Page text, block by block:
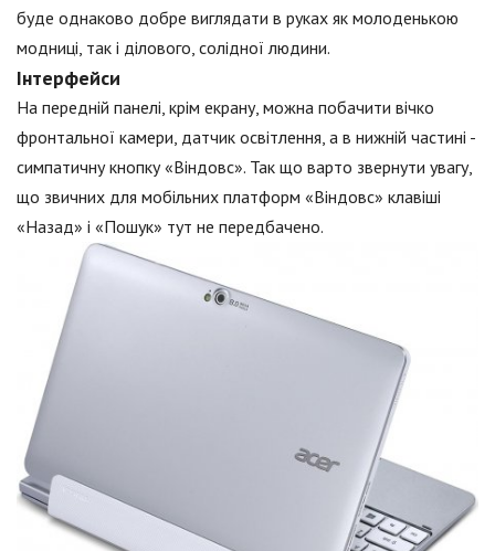
буде однаково добре виглядати в руках як молоденькою
модниці, так і ділового, солідної людини.
Інтерфейси
На передній панелі, крім екрану, можна побачити вічко
фронтальної камери, датчик освітлення, а в нижній частині -
симпатичну кнопку «Віндовс». Так що варто звернути увагу,
що звичних для мобільних платформ «Віндовс» клавіші
«Назад» і «Пошук» тут не передбачено.